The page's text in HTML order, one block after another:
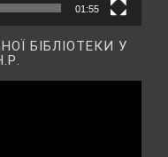
01:55
БІБЛІОТЕКИ У